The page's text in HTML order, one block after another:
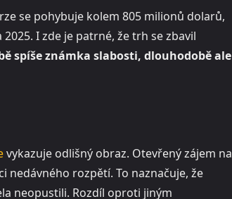
se pohybuje kolem 805 milionů dolarů,
I zde je patrné, že trh se zbavil
spíše známka slabosti, dlouhodobě ale
vykazuje odlišný obraz. Otevřený zájem na
nedávného rozpětí. To naznačuje, že
neopustili. Rozdíl oproti jiným